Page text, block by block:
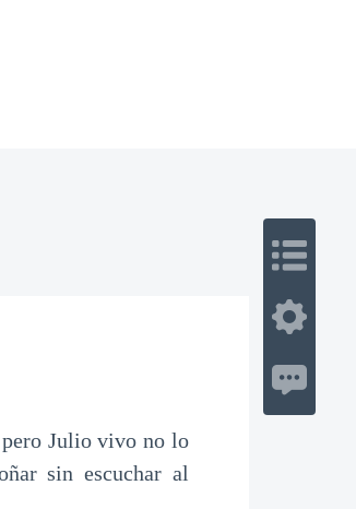
pero Julio vivo no lo
sin escuchar al